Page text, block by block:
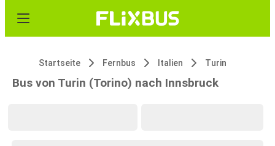
Startseite Fernbus Italien Turin
Bus von Turin (Torino) nach Innsbruck